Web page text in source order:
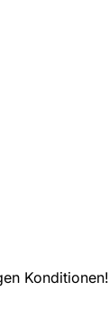
Konditionen!